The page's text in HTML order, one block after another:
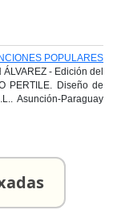
POPULARES
- Edición del
PERTILE. Diseño de
Asunción-Paraguay